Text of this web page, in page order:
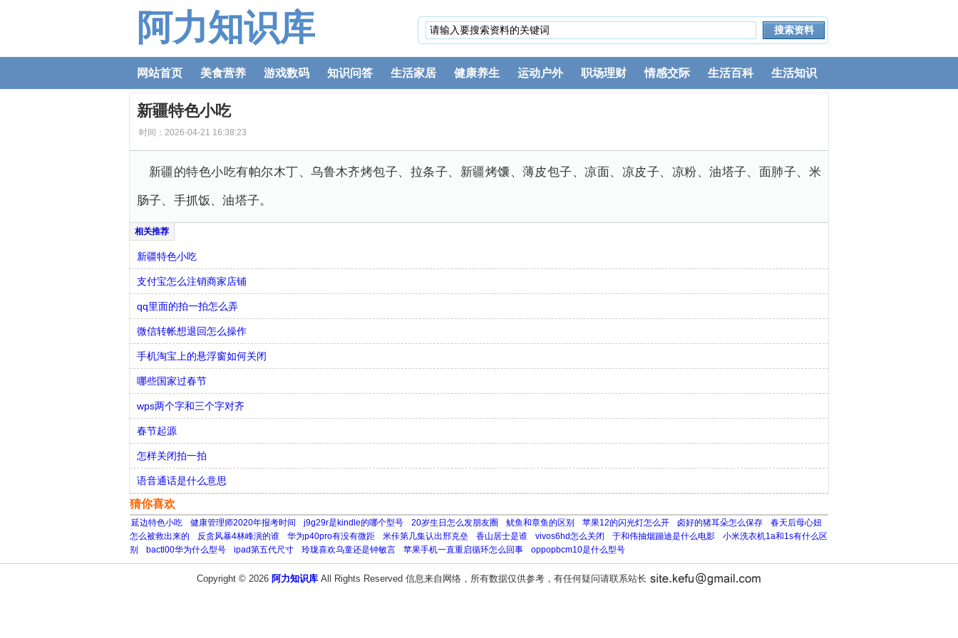
阿力知识库
网站首页 美食营养 游戏数码 知识问答 生活家居 健康养生 运动户外 职场理财 情感交际 生活百科 生活知识
新疆特色小吃
时间：2026-04-21 16:38:23
新疆的特色小吃有帕尔木丁、乌鲁木齐烤包子、拉条子、新疆烤馕、薄皮包子、凉面、凉皮子、凉粉、油塔子、面肺子、米
肠子、手抓饭、油塔子。
新疆特色小吃
支付宝怎么注销商家店铺
qq里面的拍一拍怎么弄
微信转帐想退回怎么操作
手机淘宝上的悬浮窗如何关闭
哪些国家过春节
wps两个字和三个字对齐
春节起源
怎样关闭拍一拍
语音通话是什么意思
猜你喜欢
延边特色小吃 健康管理师2020年报考时间 j9g29r是kindle的哪个型号 20岁生日怎么发朋友圈 鱿鱼和章鱼的区别 苹果12的闪光灯怎么开 卤好的猪耳朵怎么保存
春天后母心妞
怎么被救出来的
反贪风暴4林峰演的谁 华为p40pro有没有微距 米佧第几集认出邢克垒 香山居士是谁 vivos6hd怎么关闭 于和伟抽烟蹦迪是什么电影
小米洗衣机1a和1s有什么区
别
bactl00华为什么型号 ipad第五代尺寸 玲珑喜欢乌童还是钟敏言 苹果手机一直重启循环怎么回事 oppopbcm10是什么型号
Copyright © 2026 阿力知识库All Rights Reserved 信息来自网络，所有数据仅供参考，有任何疑问请联系站长